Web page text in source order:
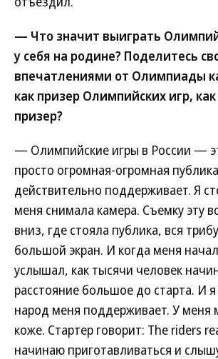
— Что значит выиграть
у себя на родине? Поделитесь
впечатлениями от Олимпиады
как призер Олимпийских игр,
призер?
— Олимпийские игры в России —
просто огромная-огромная
действительно поддерживает. Я
меня снимала камера. Съемку эту
вниз, где стояла публика, вся
большой экран. И когда меня
услышал, как тысячи человек
расстояние большое до старта. И
народ меня поддерживает. У меня
коже. Стартер говорит: Тhe riders
начинаю приготавливаться и